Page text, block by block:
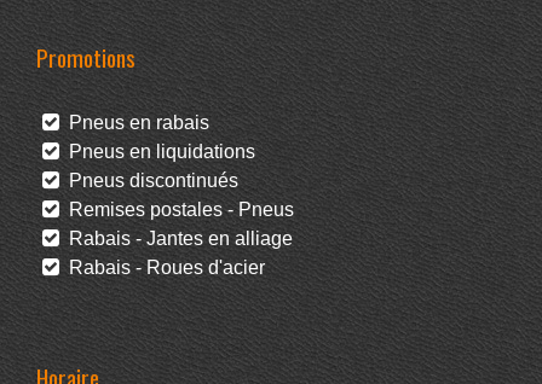
Promotions
Pneus en rabais
Pneus en liquidations
Pneus discontinués
Remises postales - Pneus
Rabais - Jantes en alliage
Rabais - Roues d'acier